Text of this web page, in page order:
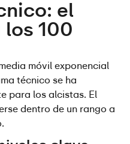
el
100
móvil exponencial
técnico se ha
para los alcistas. El
dentro de un rango a